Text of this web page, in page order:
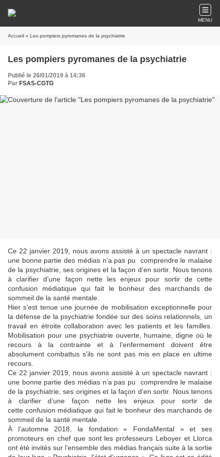
MENU
Accueil » Les pompiers pyromanes de la psychiatrie
Les pompiers pyromanes de la psychiatrie
Publié le 26/01/2019 à 14:36
Par FSAS-CGTG
Ce 22 janvier 2019, nous avons assisté à un spectacle navrant :
une bonne partie des médias n’a pas pu comprendre le malaise
de la psychiatrie, ses origines et la façon d’en sortir. Nous tenons
à clarifier d’une façon nette les enjeux pour sortir de cette
confusion médiatique qui fait le bonheur des marchands de
sommeil de la santé mentale.
Hier s’est tenue une journée de mobilisation exceptionnelle pour
la défense de la psychiatrie fondée sur des soins relationnels, un
travail en étroite collaboration avec les patients et les familles.
Mobilisation pour une psychiatrie ouverte, humaine, digne où le
recours à la contrainte et à l’enfermement doivent être
absolument combattus s’ils ne sont pas mis en place en ultime
recours.
Ce 22 janvier 2019, nous avons assisté à un spectacle navrant :
une bonne partie des médias n’a pas pu comprendre le malaise
de la psychiatrie, ses origines et la façon d’en sortir. Nous tenons
à clarifier d’une façon nette les enjeux pour sortir de
cette confusion médiatique qui fait le bonheur des marchands de
sommeil de la santé mentale.
À l’automne 2018, la fondation « FondaMental » et ses
promoteurs en chef que sont les professeurs Leboyer et Llorca
ont été invités sur l’ensemble des médias français suite à la sortie